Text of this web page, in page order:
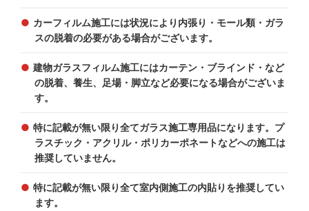
カーフィルム施工には状況により内張り・モール類・ガラ
スの脱着の必要がある場合がございます。
建物ガラスフィルム施工にはカーテン・ブラインド・など
の脱着、養生、足場・脚立など必要になる場合がございま
す。
特に記載が無い限り全てガラス施工専用品になります。プ
ラスチック・アクリル・ポリカーポネートなどへの施工は
推奨していません。
特に記載が無い限り全て室内側施工の内貼りを推奨してい
ます。